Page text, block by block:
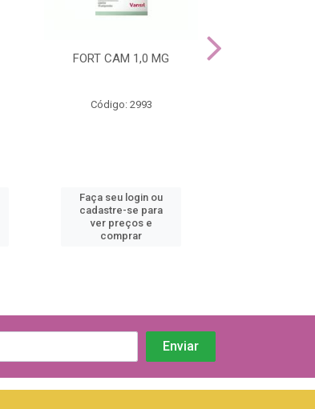
FORT CAM 1,0 MG
Código: 2993
Faça seu login ou
cadastre-se para
ver preços e
comprar